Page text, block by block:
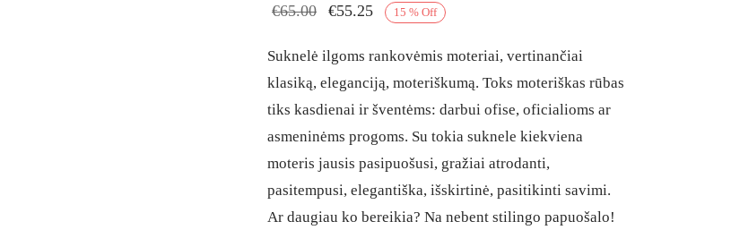
15 % Off
€65.00
Original
was:
€65.00.
€55.25 Current
€55.25.
Suknelė ilgoms rankovėmis moteriai, vertinančiai
klasiką, eleganciją, moteriškumą. Toks moteriškas rūbas
tiks kasdienai ir šventėms: darbui ofise, oficialioms ar
asmeninėms progoms. Su tokia suknele kiekviena
moteris jausis pasipuošusi, gražiai atrodanti,
pasitempusi, elegantiška, išskirtinė, pasitikinti savimi.
Ar daugiau ko bereikia? Na nebent stilingo papuošalo!